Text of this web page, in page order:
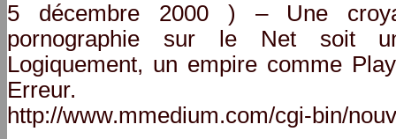
5 décembre 2000 ) – Une
pornographie sur le Net soit
Logiquement, un empire comme
Erreur.
http://www.mmedium.com/cgi-bin/